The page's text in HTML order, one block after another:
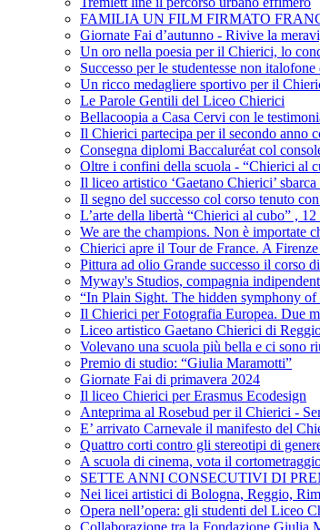
FAMILIA UN FILM FIRMATO
Giornate Fai d’autunno - Rivive la
Un oro nella poesia per il Chierici, lo
Successo per le studentesse non
Un ricco medagliere sportivo per il
Le Parole Gentili del Liceo Chierici
Bellacoopia a Casa Cervi con le
Il Chierici partecipa per il secondo anno
Consegna diplomi Baccaluréat col
Oltre i confini della scuola - “Chierici al
Il liceo artistico ‘Gaetano Chierici’
Il segno del successo col corso tenuto
L’arte della libertà “Chierici al cubo” ,
We are the champions. Non è importate
Chierici apre il Tour de France. A
Pittura ad olio Grande successo il corso
Myway's Studios, compagnia
“In Plain Sight. The hidden symphony of
Il Chierici per Fotografia Europea. Due
Liceo artistico Gaetano Chierici di
Volevano una scuola più bella e ci sono
Premio di studio: “Giulia Maramotti”
Giornate Fai di primavera 2024
Il liceo Chierici per Erasmus Ecodesign
Anteprima al Rosebud per il Chierici -
E’ arrivato Carnevale il manifesto del
Quattro corti contro gli stereotipi di
A scuola di cinema, vota il
SETTE ANNI CONSECUTIVI DI
Nei licei artistici di Bologna, Reggio,
Opera nell’opera: gli studenti del Liceo